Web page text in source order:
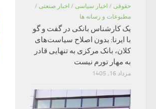
حقوقی / اخبار سیاسی / اخبار صنعتی /
مطبوعات و رسانه ها
یک کارشناس بانکی در گفت و گو
با ایرنا: بدون اصلاح سیاست‌های
کلان، بانک مرکزی به تنهایی قادر
به مهار تورم نیست
مرداد 16, 1405